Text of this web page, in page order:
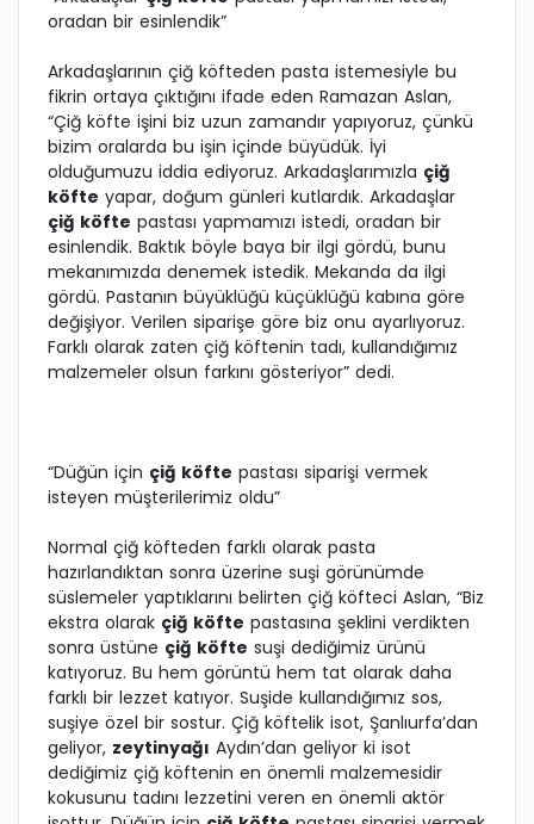
oradan bir esinlendik”
Arkadaşlarının çiğ köfteden pasta istemesiyle bu
fikrin ortaya çıktığını ifade eden Ramazan Aslan,
“Çiğ köfte işini biz uzun zamandır yapıyoruz, çünkü
bizim oralarda bu işin içinde büyüdük. İyi
olduğumuzu iddia ediyoruz. Arkadaşlarımızla çiğ
köfte yapar, doğum günleri kutlardık. Arkadaşlar
çiğ köfte pastası yapmamızı istedi, oradan bir
esinlendik. Baktık böyle baya bir ilgi gördü, bunu
mekanımızda denemek istedik. Mekanda da ilgi
gördü. Pastanın büyüklüğü küçüklüğü kabına göre
değişiyor. Verilen siparişe göre biz onu ayarlıyoruz.
Farklı olarak zaten çiğ köftenin tadı, kullandığımız
malzemeler olsun farkını gösteriyor” dedi.
“Düğün için çiğ köfte pastası siparişi vermek
isteyen müşterilerimiz oldu”
Normal çiğ köfteden farklı olarak pasta
hazırlandıktan sonra üzerine suşi görünümde
süslemeler yaptıklarını belirten çiğ köfteci Aslan, “Biz
ekstra olarak çiğ köfte pastasına şeklini verdikten
sonra üstüne çiğ köfte suşi dediğimiz ürünü
katıyoruz. Bu hem görüntü hem tat olarak daha
farklı bir lezzet katıyor. Suşide kullandığımız sos,
suşiye özel bir sostur. Çiğ köftelik isot, Şanlıurfa’dan
geliyor, zeytinyağı Aydın’dan geliyor ki isot
dediğimiz çiğ köftenin en önemli malzemesidir
kokusunu tadını lezzetini veren en önemli aktör